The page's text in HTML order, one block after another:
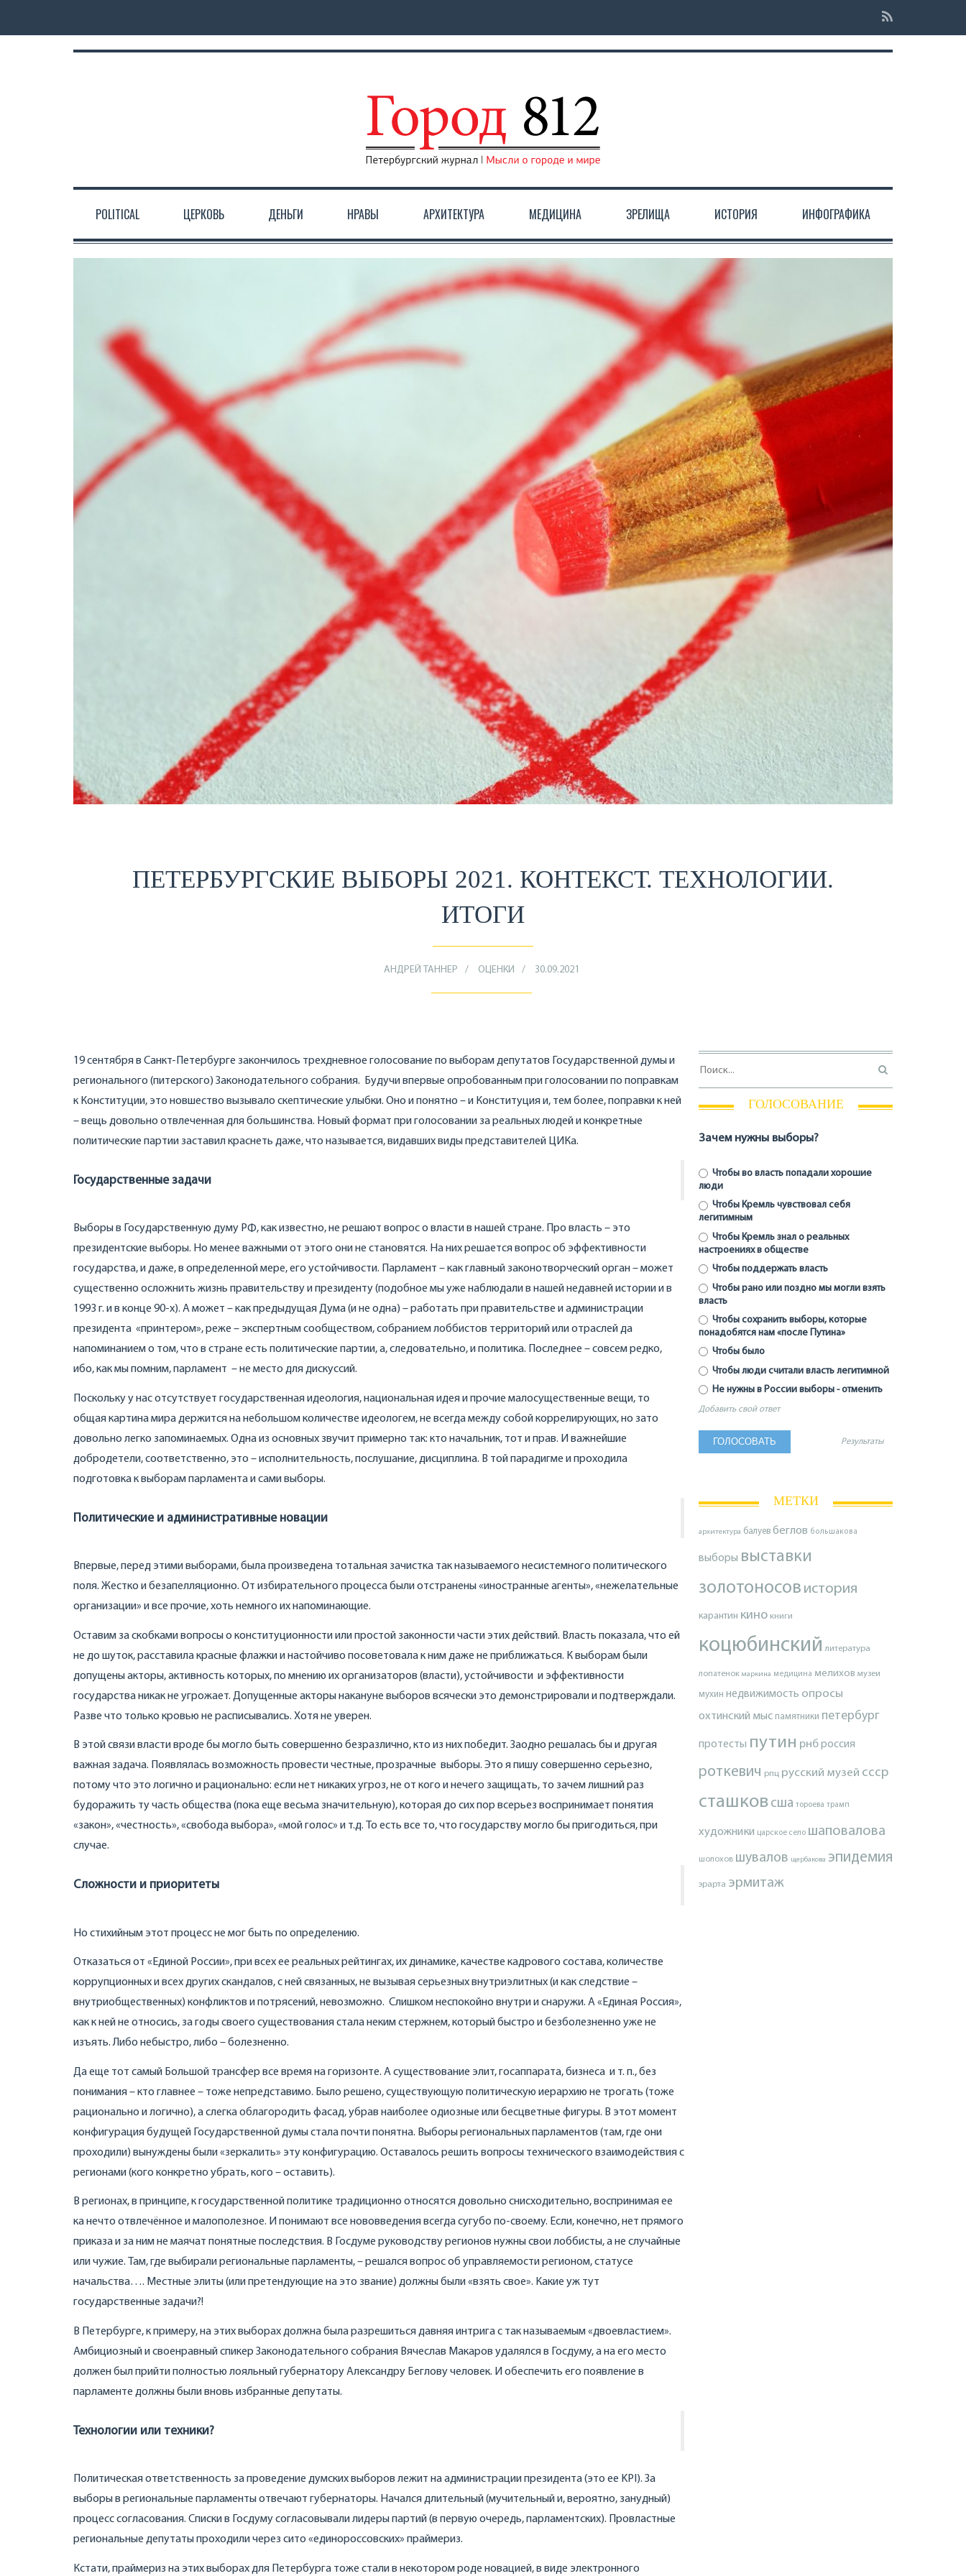
POLITICAL ЦЕРКОВЬ ДЕНЬГИ НРАВЫ АРХИТЕКТУРА МЕДИЦИНА ЗРЕЛИЩА ИСТОРИЯ ИНФОГРАФИКА
ПЕТЕРБУРГСКИЕ ВЫБОРЫ 2021. КОНТЕКСТ. ТЕХНОЛОГИИ.
ИТОГИ
АНДРЕЙ ТАННЕР ОЦЕНКИ 30.09.2021
19 сентября в Санкт-Петербурге закончилось трехдневное голосование по выборам депутатов Государственной думы и
регионального (питерского) Законодательного собрания. Будучи впервые опробованным при голосовании по поправкам
к Конституции, это новшество вызывало скептические улыбки. Оно и понятно – и Конституция и, тем более, поправки к ней
– вещь довольно отвлеченная для большинства. Новый формат при голосовании за реальных людей и конкретные
политические партии заставил краснеть даже, что называется, видавших виды представителей ЦИКа.
Государственные задачи
Выборы в Государственную думу РФ, как известно, не решают вопрос о власти в нашей стране. Про власть – это
президентские выборы. Но менее важными от этого они не становятся. На них решается вопрос об эффективности
государства, и даже, в определенной мере, его устойчивости. Парламент – как главный законотворческий орган – может
существенно осложнить жизнь правительству и президенту (подобное мы уже наблюдали в нашей недавней истории и в
1993 г. и в конце 90-х). А может – как предыдущая Дума (и не одна) – работать при правительстве и администрации
президента «принтером», реже – экспертным сообществом, собранием лоббистов территорий или отраслей да
напоминанием о том, что в стране есть политические партии, а, следовательно, и политика. Последнее – совсем редко,
ибо, как мы помним, парламент – не место для дискуссий.
Поскольку у нас отсутствует государственная идеология, национальная идея и прочие малосущественные вещи, то
общая картина мира держится на небольшом количестве идеологем, не всегда между собой коррелирующих, но зато
довольно легко запоминаемых. Одна из основных звучит примерно так: кто начальник, тот и прав. И важнейшие
добродетели, соответственно, это – исполнительность, послушание, дисциплина. В той парадигме и проходила
подготовка к выборам парламента и сами выборы.
Политические и административные новации
Впервые, перед этими выборами, была произведена тотальная зачистка так называемого несистемного политического
поля. Жестко и безапелляционно. От избирательного процесса были отстранены «иностранные агенты», «нежелательные
организации» и все прочие, хоть немного их напоминающие.
Оставим за скобками вопросы о конституционности или простой законности части этих действий. Власть показала, что ей
не до шуток, расставила красные флажки и настойчиво посоветовала к ним даже не приближаться. К выборам были
допущены акторы, активность которых, по мнению их организаторов (власти), устойчивости и эффективности
государства никак не угрожает. Допущенные акторы накануне выборов всячески это демонстрировали и подтверждали.
Разве что только кровью не расписывались. Хотя не уверен.
В этой связи власти вроде бы могло быть совершенно безразлично, кто из них победит. Заодно решалась бы и другая
важная задача. Появлялась возможность провести честные, прозрачные выборы. Это я пишу совершенно серьезно,
потому что это логично и рационально: если нет никаких угроз, не от кого и нечего защищать, то зачем лишний раз
будоражить ту часть общества (пока еще весьма значительную), которая до сих пор всерьез воспринимает понятия
«закон», «честность», «свобода выбора», «мой голос» и т.д. То есть все то, что государству могло бы пригодиться, при
случае.
Сложности и приоритеты
Но стихийным этот процесс не мог быть по определению.
Отказаться от «Единой России», при всех ее реальных рейтингах, их динамике, качестве кадрового состава, количестве
коррупционных и всех других скандалов, с ней связанных, не вызывая серьезных внутриэлитных (и как следствие –
внутриобщественных) конфликтов и потрясений, невозможно. Слишком неспокойно внутри и снаружи. А «Единая Россия»,
как к ней не относись, за годы своего существования стала неким стержнем, который быстро и безболезненно уже не
изъять. Либо небыстро, либо – болезненно.
Да еще тот самый Большой трансфер все время на горизонте. А существование элит, госаппарата, бизнеса и т. п., без
понимания – кто главнее – тоже непредставимо. Было решено, существующую политическую иерархию не трогать (тоже
рационально и логично), а слегка облагородить фасад, убрав наиболее одиозные или бесцветные фигуры. В этот момент
конфигурация будущей Государственной думы стала почти понятна. Выборы региональных парламентов (там, где они
проходили) вынуждены были «зеркалить» эту конфигурацию. Оставалось решить вопросы технического взаимодействия с
регионами (кого конкретно убрать, кого – оставить).
В регионах, в принципе, к государственной политике традиционно относятся довольно снисходительно, воспринимая ее
ка нечто отвлечённое и малополезное. И понимают все нововведения всегда сугубо по-своему. Если, конечно, нет прямого
приказа и за ним не маячат понятные последствия. В Госдуме руководству регионов нужны свои лоббисты, а не случайные
или чужие. Там, где выбирали региональные парламенты, – решался вопрос об управляемости регионом, статусе
начальства…. Местные элиты (или претендующие на это звание) должны были «взять свое». Какие уж тут
государственные задачи?!
В Петербурге, к примеру, на этих выборах должна была разрешиться давняя интрига с так называемым «двоевластием».
Амбициозный и своенравный спикер Законодательного собрания Вячеслав Макаров удалялся в Госдуму, а на его место
должен был прийти полностью лояльный губернатору Александру Беглову человек. И обеспечить его появление в
парламенте должны были вновь избранные депутаты.
Технологии или техники?
Политическая ответственность за проведение думских выборов лежит на администрации президента (это ее KPI). За
выборы в региональные парламенты отвечают губернаторы. Начался длительный (мучительный и, вероятно, занудный)
процесс согласования. Списки в Госдуму согласовывали лидеры партий (в первую очередь, парламентских). Провластные
региональные депутаты проходили через сито «единороссовских» праймериз.
Кстати, праймериз на этих выборах для Петербурга тоже стали в некотором роде новацией, в виде электронного
ГОЛОСОВАНИЕ
Зачем нужны выборы?
Чтобы во власть попадали хорошие
люди
Чтобы Кремль чувствовал себя
легитимным
Чтобы Кремль знал о реальных
настроениях в обществе
Чтобы поддержать власть
Чтобы рано или поздно мы могли взять
власть
Чтобы сохранить выборы, которые
понадобятся нам «после Путина»
Чтобы было
Чтобы люди считали власть легитимной
Не нужны в России выборы - отменить
Добавить свой ответ
Результаты
МЕТКИ
архитектура балуев беглов большакова
выборы выставки
золотоносов история
карантин кино книги
коцюбинский литература
лопатенок маркина медицина мелихов музеи
мухин недвижимость опросы
охтинский мыс памятники петербург
протесты путин рнброссия
роткевич рпц русский музей ссср
сташков сша тороева трамп
художники царское село шаповалова
шолохов шувалов щербакова эпидемия
эрарта эрмитаж